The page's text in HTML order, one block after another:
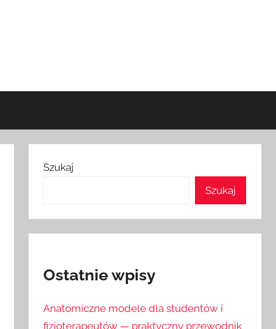
Szukaj
Szukaj
Ostatnie wpisy
Anatomiczne modele dla studentów i
fizjoterapeutów — praktyczny przewodnik